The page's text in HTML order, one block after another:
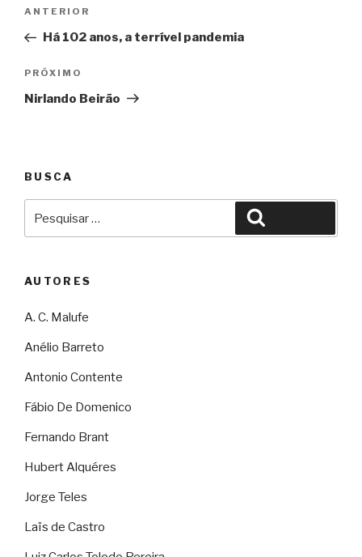
Post
Anterior
ANTERIOR
Há 102 anos, a terrível pandemia
Próximo
PRÓXIMO
Nirlando Beirão
BUSCA
por:
AUTORES
A. C. Malufe
Anélio Barreto
Antonio Contente
Fábio De Domenico
Fernando Brant
Hubert Alquéres
Jorge Teles
Laïs de Castro